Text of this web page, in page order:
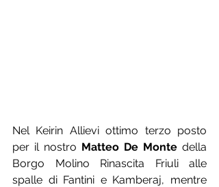
Nel Keirin Allievi ottimo terzo posto
per il nostro Matteo De Monte della
Borgo Molino Rinascita Friuli alle
spalle di Fantini e Kamberaj, mentre